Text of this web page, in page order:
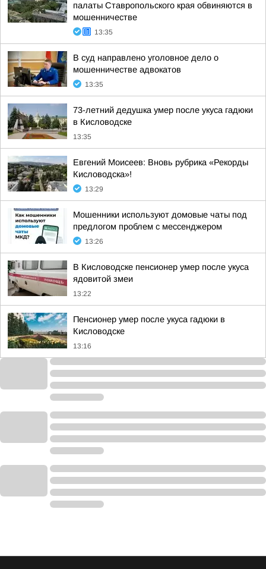
палаты Ставропольского края обвиняются в
мошенничестве
13:35
В суд направлено уголовное дело о
мошенничестве адвокатов
13:35
73-летний дедушка умер после укуса гадюки
в Кисловодске
13:35
Евгений Моисеев: Вновь рубрика «Рекорды
Кисловодска»!
13:29
Мошенники используют домовые чаты под
предлогом проблем с мессенджером
13:26
В Кисловодске пенсионер умер после укуса
ядовитой змеи
13:22
Пенсионер умер после укуса гадюки в
Кисловодске
13:16